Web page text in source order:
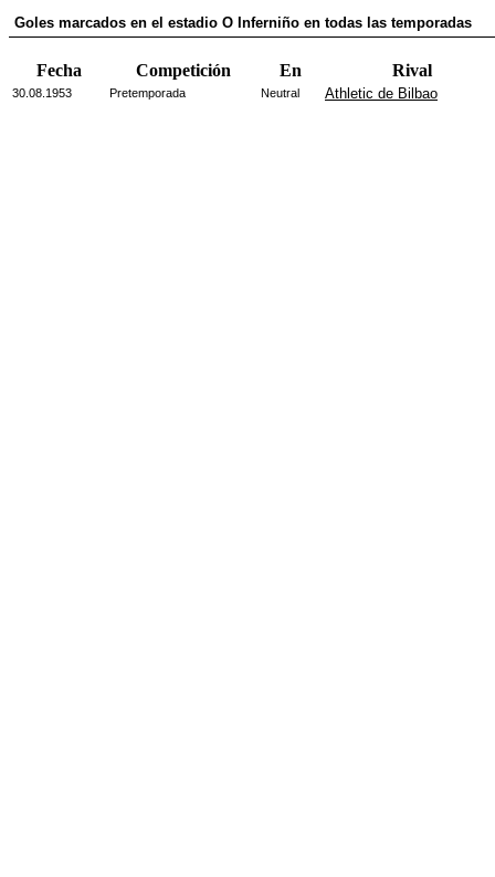
Goles marcados en el estadio O Inferniño en todas las temporadas
Fecha Competición En Rival
30.08.1953 Pretemporada Neutral Athletic de Bilbao